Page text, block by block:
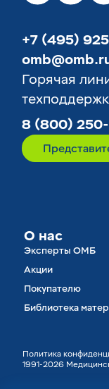
+7 (495)
Горячая
8 (800)
О нас
Эксперты ОМБ
Акции
Покупателю
Библиотека
Политика
1991-2026